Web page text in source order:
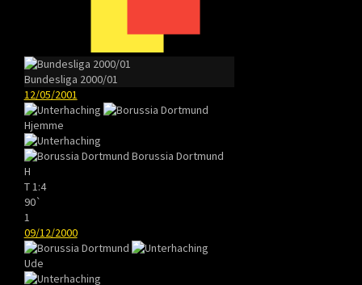
Bundesliga 2000/01
12/05/2001
Hjemme
Borussia Dortmund
H
T 1:4
90`
1
09/12/2000
Ude